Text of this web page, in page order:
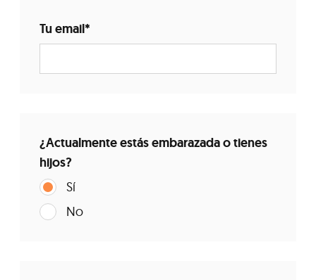
Tu email*
¿Actualmente estás embarazada o tienes
hijos?
Sí
No